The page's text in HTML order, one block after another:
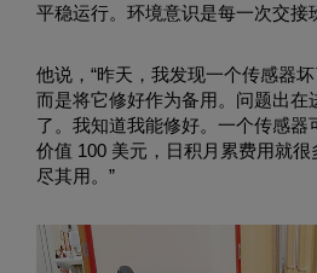
平稳运行。环境意识是每一次交接
他说，“昨天，我发现一个传感器坏
而是将它修好作为备用。问题出在
了。我知道我能修好。一个传感器
价值 100 美元，日积月累费用就
尽其用。”